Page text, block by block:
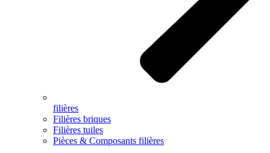
filières
Filières briques
Filières tuiles
Pièces & Composants filières